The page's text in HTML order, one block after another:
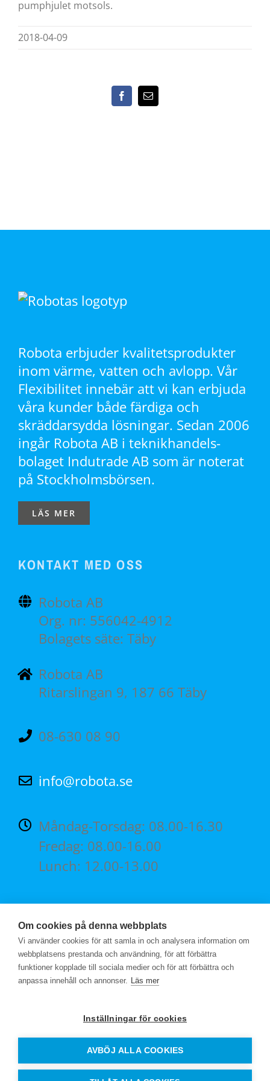
pumphjulet motsols.
2018-04-09
Facebook
E-
post
Robota erbjuder kvalitetsprodukter
inom värme, vatten och avlopp. Vår
Flexibilitet innebär att vi kan erbjuda
våra kunder både färdiga och
skräddarsydda lösningar. Sedan 2006
ingår Robota AB i teknikhandels-
bolaget Indutrade AB som är noterat
på Stockholmsbörsen.
LÄS MER
KONTAKT MED OSS
Robota AB
Org. nr: 556042-4912
Bolagets säte: Täby
Robota AB
Ritarslingan 9, 187 66 Täby
08-630 08 90
info@robota.se
Måndag-Torsdag: 08.00-16.30
Fredag: 08.00-16.00
Lunch: 12.00-13.00
HITTA TILL OSS
RIGHTS RESERVED
Om cookies på denna webbplats
Vi använder cookies för att samla in och analysera information om
webbplatsens prestanda och användning, för att förbättra
funktioner kopplade till sociala medier och för att förbättra och
anpassa innehåll och annonser. Läs mer
Inställningar för cookies
AVBÖJ ALLA COOKIES